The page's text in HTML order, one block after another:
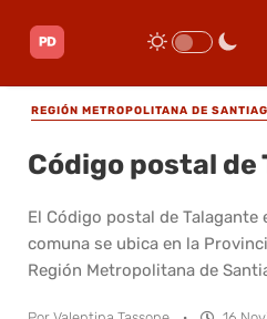
REGIÓN METROPOLITANA DE
Código postal de
El Código postal de
comuna se ubica en la
Región Metropolitana de